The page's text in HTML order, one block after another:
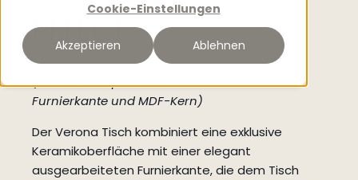
Cookie-Einstellungen
Akzeptieren Ablehnen
PFLEGE
(Gilt für Tischplatten mit Keramikoberfläche,
Furnierkante und MDF-Kern)
Der Verona Tisch kombiniert eine exklusive
Keramikoberfläche mit einer elegant
ausgearbeiteten Furnierkante, die dem Tisch